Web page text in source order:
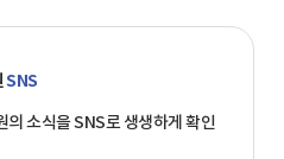
SNS
의 소식을 SNS로 생생하게 확인